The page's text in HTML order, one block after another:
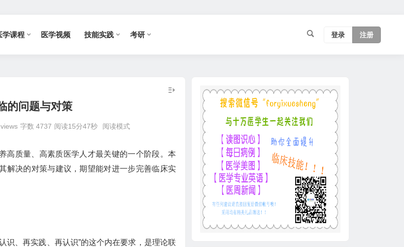
学课程 医学视频 技能实践 考研 登录 注册
的问题与对策
字数 4737 阅读15分47秒 阅读模式
高质量、高素质医学人才最关键的一个阶段。本
解决的对策与建议，期望能对进一步完善临床实
、再实践、再认识”的这个内在要求，是理论联